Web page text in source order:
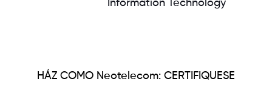
Information Technology
HÁZ COMO Neotelecom: CERTIFIQUESE